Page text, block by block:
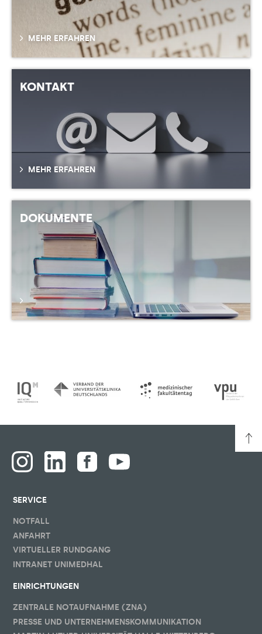
MEHR ERFAHREN
KONTAKT
MEHR ERFAHREN
DOKUMENTE
SERVICE
NOTFALL
ANFAHRT
VIRTUELLER RUNDGANG
INTRANET UNIMEDHAL
EINRICHTUNGEN
ZENTRALE NOTAUFNAHME (ZNA)
PRESSE UND UNTERNEHMENSKOMMUNIKATION